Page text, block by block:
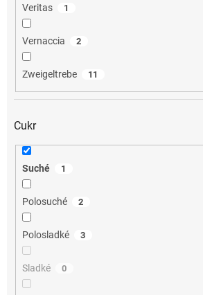
Veritas 1
Vernaccia 2
Zweigeltrebe 11
Cukr
Suché 1
Polosuché 2
Polosladké 3
Sladké 0